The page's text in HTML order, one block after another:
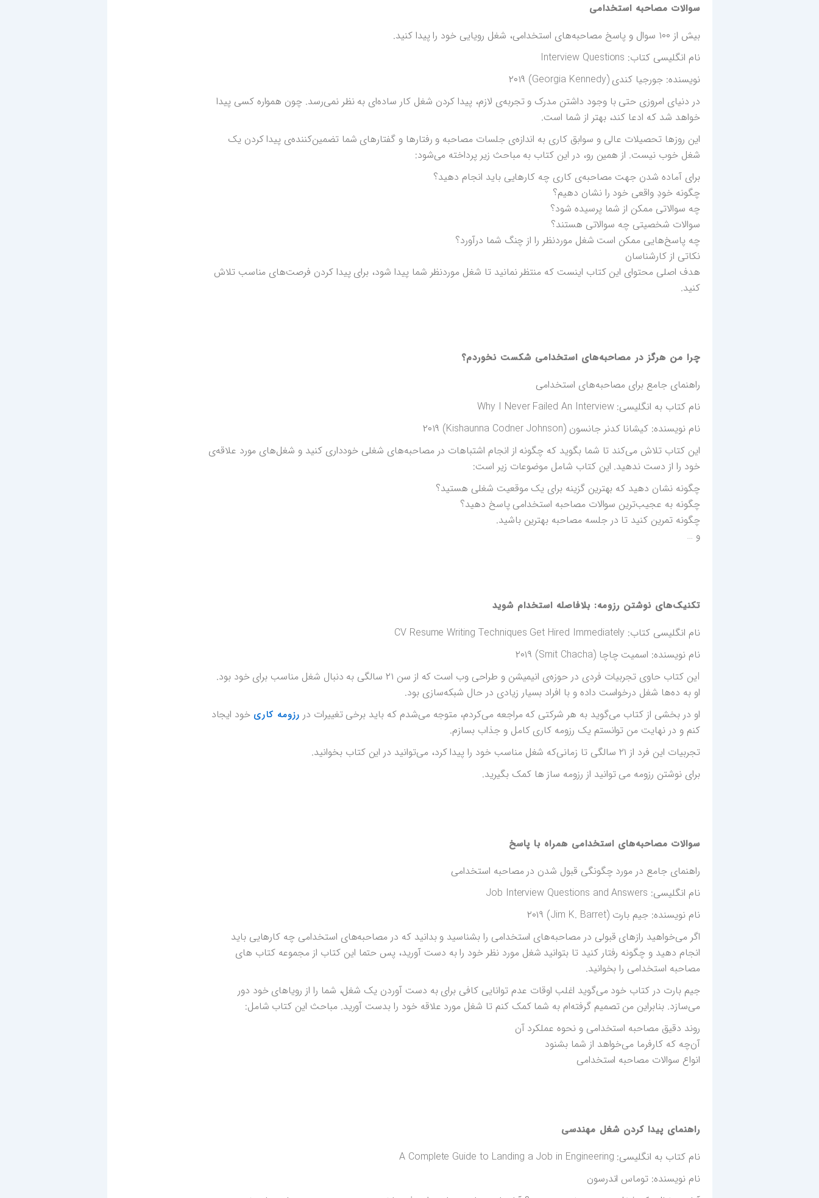
سوالات مصاحبه استخدامی
بیش از ۱۰۰ سوال و پاسخ مصاحبه‌های استخدامی، شغل رویایی خود را پیدا کنید.
نام انگلیسی کتاب: Interview Questions
نویسنده: جورجیا کندی (Georgia Kennedy) ۲۰۱۹
در دنیای امروزی حتی با وجود داشتن مدرک و تجربه‌ی لازم، پیدا کردن شغل کار ساده‌ای به نظر نمی‌رسد. چون همواره کسی پیدا
خواهد شد که ادعا کند، بهتر از شما است.
این روزها تحصیلات عالی و سوابق کاری به اندازه‌ی جلسات مصاحبه و رفتارها و گفتارهای شما تضمین‌کننده‌ی پیدا کردن یک
شغل خوب نیست. از همین رو، در این کتاب به مباحث زیر پرداخته می‌شود:
برای آماده شدن جهت مصاحبه‌ی کاری چه کارهایی باید انجام دهید؟
چگونه خودِ واقعی خود را نشان دهیم؟
چه سوالاتی ممکن از شما پرسیده شود؟
سوالات شخصیتی چه سوالاتی هستند؟
چه پاسخ‌هایی ممکن است شغل موردنظر را از چنگ شما درآورد؟
نکاتی از کارشناسان
هدف اصلی محتوای این کتاب اینست که منتظر نمانید تا شغل موردنظر شما پیدا شود، برای پیدا کردن فرصت‌های مناسب تلاش
کنید.
چرا من هرگز در مصاحبه‌های استخدامی شکست نخوردم؟
راهنمای جامع برای مصاحبه‌های استخدامی
نام کتاب به انگلیسی: Why I Never Failed An Interview
نام نویسنده: کیشانا کدنر جانسون (Kishaunna Codner Johnson) ۲۰۱۹
این کتاب تلاش می‌کند تا شما بگوید که چگونه از انجام اشتباهات در مصاحبه‌های شغلی خودداری کنید و شغل‌های مورد علاقه‌ی
خود را از دست ندهید. این کتاب شامل موضوعات زیر است:
چگونه نشان دهید که بهترین گزینه برای یک موقعیت شغلی هستید؟
چگونه به عجیب‌ترین سوالات مصاحبه استخدامی پاسخ دهید؟
چگونه تمرین کنید تا در جلسه مصاحبه بهترین باشید.
و …
تکنیک‌های نوشتن رزومه: بلافاصله استخدام شوید
نام انگلیسی کتاب: CV Resume Writing Techniques Get Hired Immediately
نام نویسنده: اسمیت چاچا (Smit Chacha) ۲۰۱۹
Iین کتاب حاوی تجربیات فردی در حوزه‌ی انیمیشن و طراحی وب است که از سن ۲۱ سالگی به دنبال شغل مناسب برای خود بود.
او به ده‌ها شغل درخواست داده و با افراد بسیار زیادی در حال شبکه‌سازی بود.
او در بخشی از کتاب می‌گوید به هر شرکتی‌ که مراجعه می‌کردم، متوجه می‌شدم که باید برخی تغییرات در رزومه‌ کاری خود ایجاد
کنم و در نهایت من توانستم یک رزومه‌ کاری کامل و جذاب بسازم.
تجربیات این فرد از ۲۱ سالگی تا زمانی‌که شغل مناسب خود را پیدا کرد، می‌توانید در این کتاب بخوانید.
برای نوشتن رزومه می توانید از رزومه ساز ها کمک بگیرید.
سوالات مصاحبه‌های استخدامی همراه با پاسخ
راهنمای جامع در مورد چگونگی قبول شدن در مصاحبه استخدامی
نام انگلیسی: Job Interview Questions and Answers
نام نویسنده: جیم بارت (Jim K. Barret) ۲۰۱۹
اگر می‌خواهید رازهای قبولی در مصاحبه‌های استخدامی را بشناسید و بدانید که در مصاحبه‌های استخدامی چه کارهایی باید
انجام دهید و چگونه رفتار کنید تا بتوانید شغل مورد نظر خود را به دست آورید، پس حتما این کتاب از مجموعه کتاب های
مصاحبه استخدامی را بخوانید.
جیم بارت در کتاب خود می‌گوید اغلب اوقات عدم توانایی کافی برای به دست آوردن یک شغل، شما را از رویاهای خود دور
می‌سازد. بنابراین من تصمیم گرفته‌ام به شما کمک کنم تا شغل مورد علاقه خود را بدست آورید. مباحث این کتاب شامل:
روند دقیق مصاحبه استخدامی و نحوه عملکرد آن
آن‌چه که کارفرما می‌خواهد از شما بشنود
انواع سوالات مصاحبه استخدامی
راهنمای پیدا کردن شغل مهندسی
نام‌ کتاب به انگلیسی: A Complete Guide to Landing a Job in Engineering
نام نویسنده: توماس اندرسون